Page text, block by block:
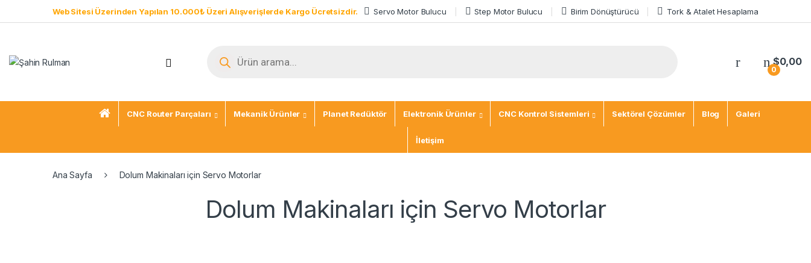
Web Sitesi Üzerinden Yapılan 10.000₺ Üzeri Alışverişlerde Kargo Ücretsizdir. Servo Motor Bulucu Step Motor Bulucu Birim Dönüştürücü Tork & Atalet Hesaplama
0
$0,00
CNC Router Parçaları Mekanik Ürünler Planet Redüktör Elektronik Ürünler CNC Kontrol Sistemleri Sektörel Çözümler Blog Galeri
İletişim
Ana Sayfa Dolum Makinaları için Servo Motorlar
Dolum Makinaları için Servo Motorlar